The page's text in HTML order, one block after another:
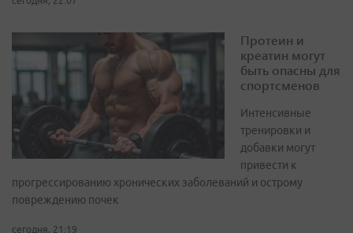
Протеин и
креатин могут
быть опасны для
спортсменов
Интенсивные
тренировки и
добавки могут
привести к
прогрессированию хронических заболеваний и острому
повреждению почек
сегодня, 21:19